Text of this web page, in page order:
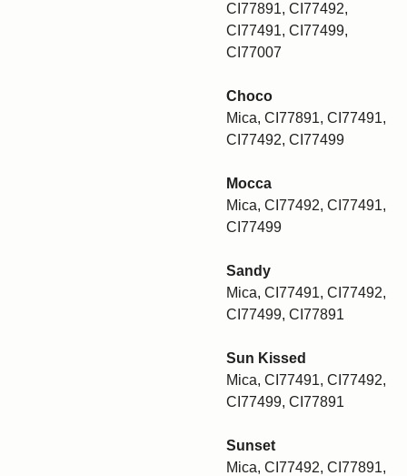
CI77891, CI77492,
CI77491, CI77499,
CI77007
Choco
Mica, CI77891, CI77491,
CI77492, CI77499
Mocca
Mica, CI77492, CI77491,
CI77499
Sandy
Mica, CI77491, CI77492,
CI77499, CI77891
Sun Kissed
Mica, CI77491, CI77492,
CI77499, CI77891
Sunset
Mica, CI77492, CI77891,